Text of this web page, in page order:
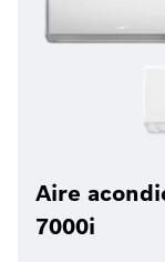
Aire
7000i